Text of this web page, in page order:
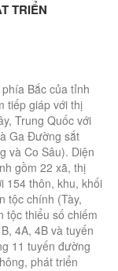
TRIỂN
Bắc của tỉnh
tiếp giáp với thị
Trung Quốc với
Ga Đường sắt
và Co Sâu). Diện
gồm 22 xã, thị
154 thôn, khu, khối
tộc chính (Tày,
tộc thiểu số chiếm
4A, 4B và tuyến
11 tuyến đường
phát triển